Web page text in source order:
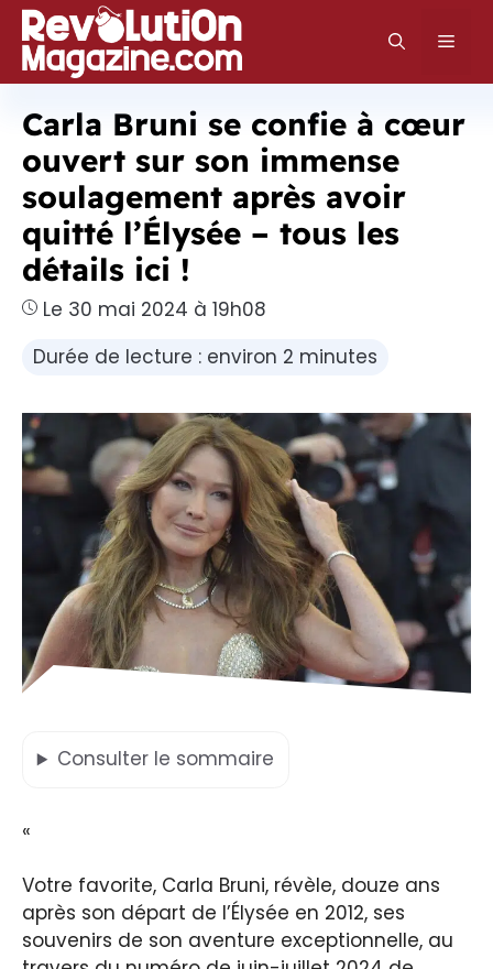
Aller
au
contenu
Carla Bruni se confie à cœur
ouvert sur son immense
soulagement après avoir
quitté l’Élysée – tous les
détails ici !
Le 30 mai 2024 à 19h08
Durée de lecture : environ 2 minutes
Consulter le sommaire
«
Votre favorite, Carla Bruni, révèle, douze ans
après son départ de l’Élysée en 2012, ses
souvenirs de son aventure exceptionnelle, au